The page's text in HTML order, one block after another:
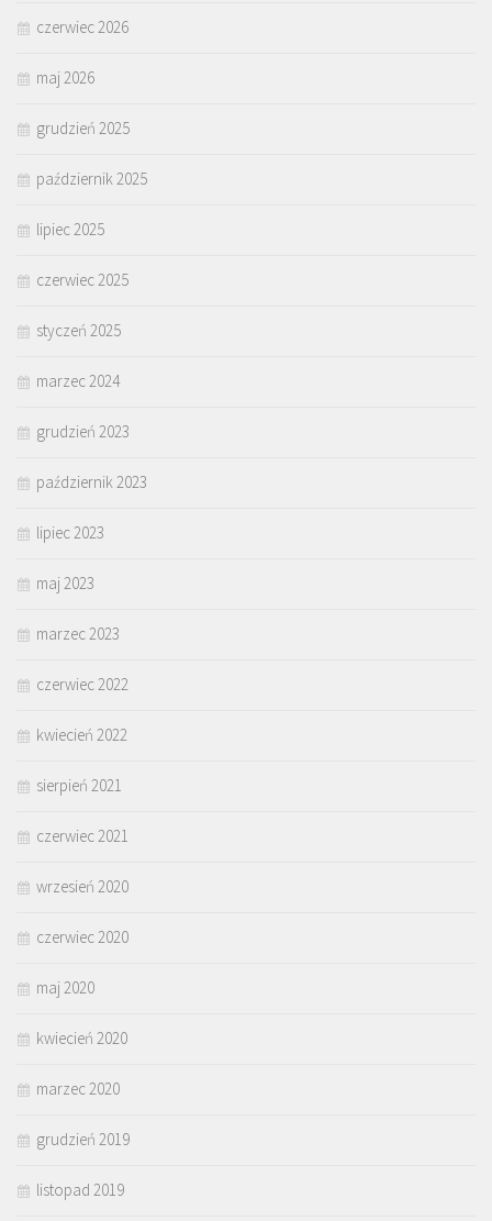
czerwiec 2026
maj 2026
grudzień 2025
październik 2025
lipiec 2025
czerwiec 2025
styczeń 2025
marzec 2024
grudzień 2023
październik 2023
lipiec 2023
maj 2023
marzec 2023
czerwiec 2022
kwiecień 2022
sierpień 2021
czerwiec 2021
wrzesień 2020
czerwiec 2020
maj 2020
kwiecień 2020
marzec 2020
grudzień 2019
listopad 2019